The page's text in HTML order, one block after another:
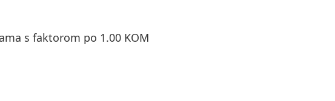
s faktorom po 1.00 KOM